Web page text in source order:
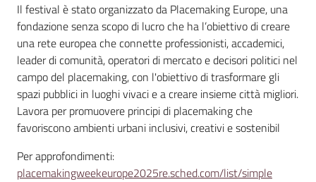
Il festival è stato organizzato da Placemaking Europe, una
fondazione senza scopo di lucro che ha l’obiettivo di creare
una rete europea che connette professionisti, accademici,
leader di comunità, operatori di mercato e decisori politici nel
campo del placemaking, con l'obiettivo di trasformare gli
spazi pubblici in luoghi vivaci e a creare insieme città migliori.
Lavora per promuovere principi di placemaking che
favoriscono ambienti urbani inclusivi, creativi e sostenibil
Per approfondimenti:
placemakingweekeurope2025re.sched.com/list/simple